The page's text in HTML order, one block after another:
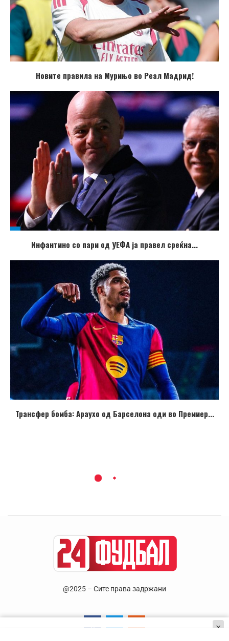
Новите правила на Мурињо во Реал Мадрид!
Инфантино со пари од УЕФА ја правел среќна...
Трансфер бомба: Араухо од Барселона оди во Премиер...
@2025 – Сите права задржани
×